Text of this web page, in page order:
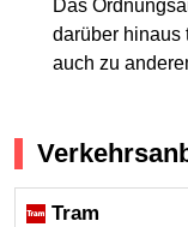
Das
darüber hinaus
auch zu
Tram